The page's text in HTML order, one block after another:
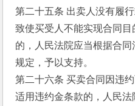
第二十五条 出卖人没有履
致使买受人不能实现合同
的，人民法院应当根据合
规定，予以支持。
第二十六条 买卖合同因违
适用违约金条款的，人民